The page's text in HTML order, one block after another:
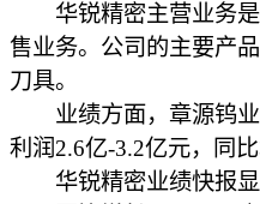
华锐精密主营业务是
售业务。公司的主要产
刀具。
业绩方面，章源钨业
利润2.6亿-3.2亿元，同
华锐精密业绩快报显